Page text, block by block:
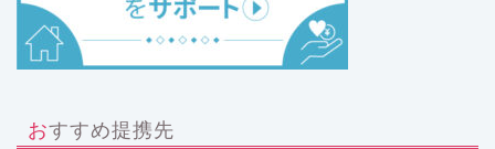
おすすめ提携先